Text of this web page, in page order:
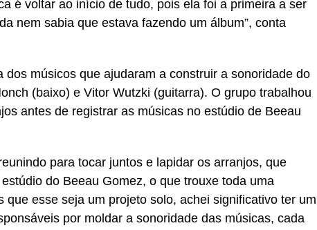
é voltar ao início de tudo, pois ela foi a primeira a ser
nem sabia que estava fazendo um álbum”, conta
dos músicos que ajudaram a construir a sonoridade do
(baixo) e Vitor Wutzki (guitarra). O grupo trabalhou
antes de registrar as músicas no estúdio de Beeau
para tocar juntos e lapidar os arranjos, que
do Beeau Gomez, o que trouxe toda uma
que esse seja um projeto solo, achei significativo ter um
por moldar a sonoridade das músicas, cada